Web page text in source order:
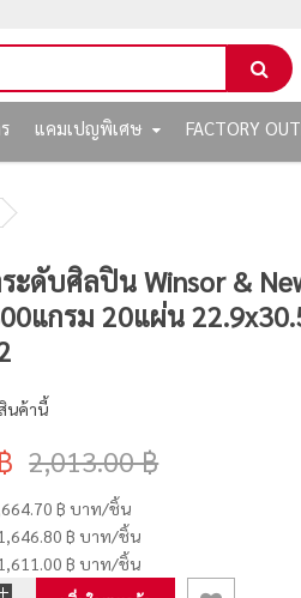
แคมเปญพิเศษ FACTORY
ะดับศิลปิน Winsor &
แกรม 20แผ่น
นค้านี้
2,013.00 ฿
฿ บาท/ชิ้น
฿ บาท/ชิ้น
฿ บาท/ชิ้น